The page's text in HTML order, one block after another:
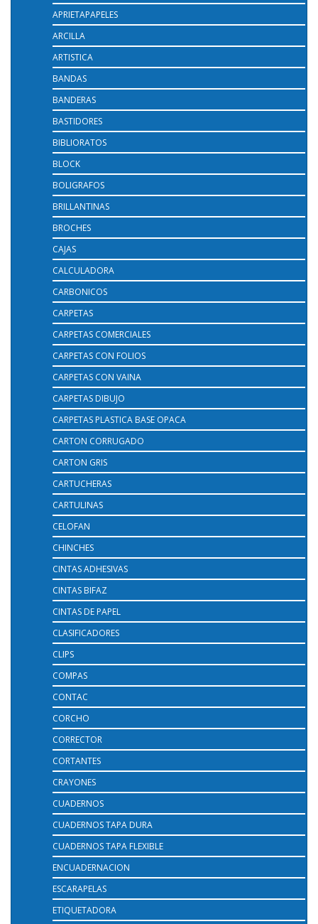
APRIETAPAPELES
ARCILLA
ARTISTICA
BANDAS
BANDERAS
BASTIDORES
BIBLIORATOS
BLOCK
BOLIGRAFOS
BRILLANTINAS
BROCHES
CAJAS
CALCULADORA
CARBONICOS
CARPETAS
CARPETAS COMERCIALES
CARPETAS CON FOLIOS
CARPETAS CON VAINA
CARPETAS DIBUJO
CARPETAS PLASTICA BASE OPACA
CARTON CORRUGADO
CARTON GRIS
CARTUCHERAS
CARTULINAS
CELOFAN
CHINCHES
CINTAS ADHESIVAS
CINTAS BIFAZ
CINTAS DE PAPEL
CLASIFICADORES
CLIPS
COMPAS
CONTAC
CORCHO
CORRECTOR
CORTANTES
CRAYONES
CUADERNOS
CUADERNOS TAPA DURA
CUADERNOS TAPA FLEXIBLE
ENCUADERNACION
ESCARAPELAS
ETIQUETADORA